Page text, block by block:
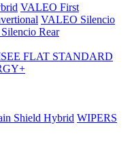
VALEO First
VALEO Silencio
Rear
FLAT STANDARD
Shield Hybrid WIPERS